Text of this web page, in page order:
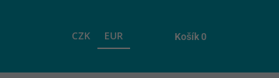
CZK EUR Košík0